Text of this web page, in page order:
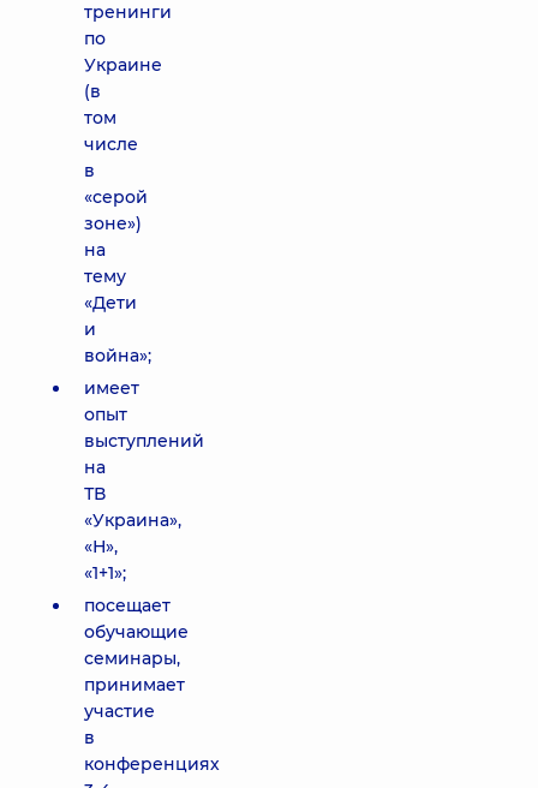
тренинги
по
Украине
(в
том
числе
в
«серой
зоне»)
на
тему
«Дети
и
война»;
имеет
опыт
выступлений
на
ТВ
«Украина»,
«Н»,
«1+1»;
посещает
обучающие
семинары,
принимает
участие
в
конференциях